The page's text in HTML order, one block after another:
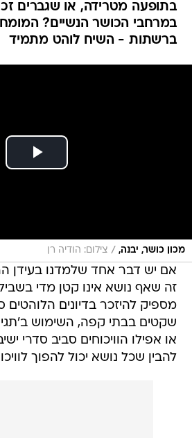
בתופעה מטרידה, או שגברים
במרחבי הכושר הנשיים?
ברשתות - השיח לוהט מתמיד
מכון כושר, יבנה, / צילום: הודיה רן
אם יש דבר אחד שלמדנו בעידן
זה שאף נושא אינו קטן מדי
מספיק להיזכר בדיונים הלוהטים
שקטים בבתי קפה, השימוש
או אפילו הוויכוחים סביב סדרי
להבין שכל נושא יכול להפוך